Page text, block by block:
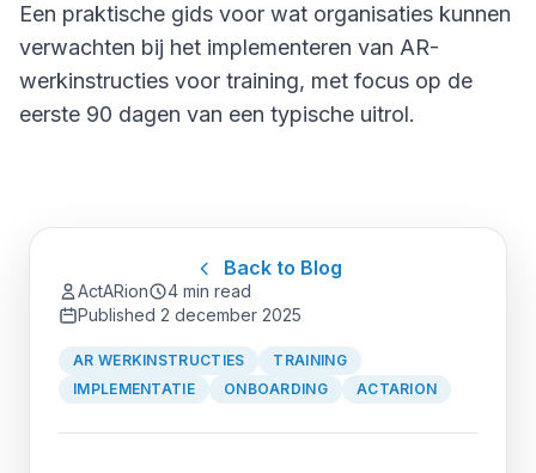
Een praktische gids voor wat organisaties kunnen
verwachten bij het implementeren van AR-
werkinstructies voor training, met focus op de
eerste 90 dagen van een typische uitrol.
Back to Blog
ActARion
4 min read
Published 2 december 2025
AR WERKINSTRUCTIES
TRAINING
IMPLEMENTATIE
ONBOARDING ACTARION